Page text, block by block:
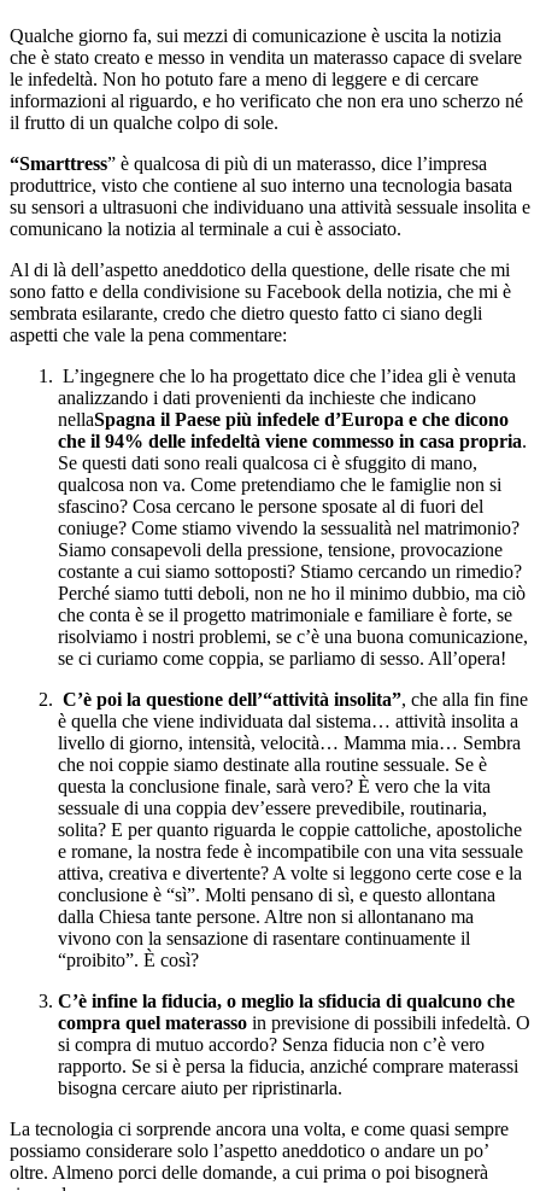
Qualche giorno fa, sui mezzi di comunicazione è uscita la notizia
che è stato creato e messo in vendita un materasso capace di svelare
le infedeltà. Non ho potuto fare a meno di leggere e di cercare
informazioni al riguardo, e ho verificato che non era uno scherzo né
il frutto di un qualche colpo di sole.
“Smarttress” è qualcosa di più di un materasso, dice l’impresa
produttrice, visto che contiene al suo interno una tecnologia basata
su sensori a ultrasuoni che individuano una attività sessuale insolita e
comunicano la notizia al terminale a cui è associato.
Al di là dell’aspetto aneddotico della questione, delle risate che mi
sono fatto e della condivisione su Facebook della notizia, che mi è
sembrata esilarante, credo che dietro questo fatto ci siano degli
aspetti che vale la pena commentare:
L’ingegnere che lo ha progettato dice che l’idea gli è venuta
analizzando i dati provenienti da inchieste che indicano
nellaSpagna il Paese più infedele d’Europa e che dicono
che il 94% delle infedeltà viene commesso in casa propria.
Se questi dati sono reali qualcosa ci è sfuggito di mano,
qualcosa non va. Come pretendiamo che le famiglie non si
sfascino? Cosa cercano le persone sposate al di fuori del
coniuge? Come stiamo vivendo la sessualità nel matrimonio?
Siamo consapevoli della pressione, tensione, provocazione
costante a cui siamo sottoposti? Stiamo cercando un rimedio?
Perché siamo tutti deboli, non ne ho il minimo dubbio, ma ciò
che conta è se il progetto matrimoniale e familiare è forte, se
risolviamo i nostri problemi, se c’è una buona comunicazione,
se ci curiamo come coppia, se parliamo di sesso. All’opera!
C’è poi la questione dell’“attività insolita”, che alla fin fine
è quella che viene individuata dal sistema… attività insolita a
livello di giorno, intensità, velocità… Mamma mia… Sembra
che noi coppie siamo destinate alla routine sessuale. Se è
questa la conclusione finale, sarà vero? È vero che la vita
sessuale di una coppia dev’essere prevedibile, routinaria,
solita? E per quanto riguarda le coppie cattoliche, apostoliche
e romane, la nostra fede è incompatibile con una vita sessuale
attiva, creativa e divertente? A volte si leggono certe cose e la
conclusione è “sì”. Molti pensano di sì, e questo allontana
dalla Chiesa tante persone. Altre non si allontanano ma
vivono con la sensazione di rasentare continuamente il
“proibito”. È così?
C’è infine la fiducia, o meglio la sfiducia di qualcuno che
compra quel materasso in previsione di possibili infedeltà. O
si compra di mutuo accordo? Senza fiducia non c’è vero
rapporto. Se si è persa la fiducia, anziché comprare materassi
bisogna cercare aiuto per ripristinarla.
La tecnologia ci sorprende ancora una volta, e come quasi sempre
possiamo considerare solo l’aspetto aneddotico o andare un po’
oltre. Almeno porci delle domande, a cui prima o poi bisognerà